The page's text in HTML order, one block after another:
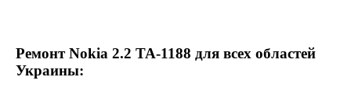
Ремонт Nokia 2.2 TA-1188 для всех областей
Украины: